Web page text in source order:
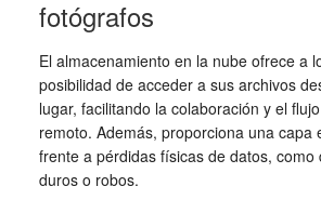
fotógrafos
El almacenamiento en la nube ofrece a
posibilidad de acceder a sus archivos
lugar, facilitando la colaboración y el
remoto. Además, proporciona una capa
frente a pérdidas físicas de datos, como
duros o robos.